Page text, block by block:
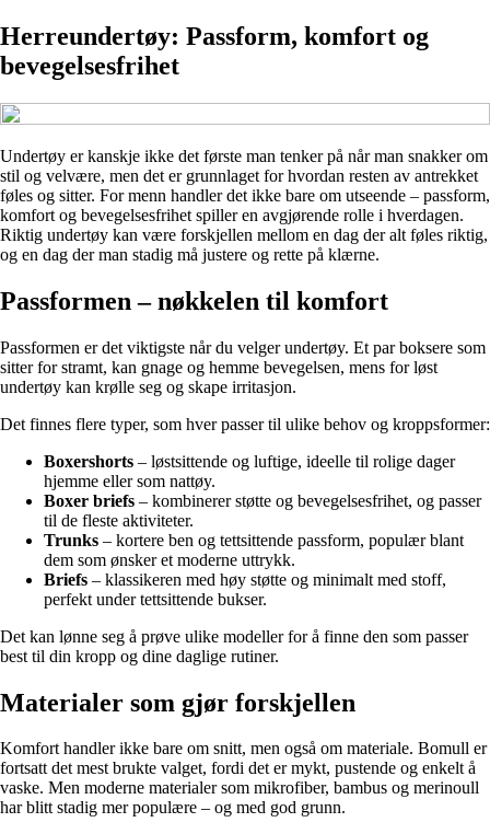
Herreundertøy: Passform, komfort og
bevegelsesfrihet
Undertøy er kanskje ikke det første man tenker på når man snakker om
stil og velvære, men det er grunnlaget for hvordan resten av antrekket
føles og sitter. For menn handler det ikke bare om utseende – passform,
komfort og bevegelsesfrihet spiller en avgjørende rolle i hverdagen.
Riktig undertøy kan være forskjellen mellom en dag der alt føles riktig,
og en dag der man stadig må justere og rette på klærne.
Passformen – nøkkelen til komfort
Passformen er det viktigste når du velger undertøy. Et par boksere som
sitter for stramt, kan gnage og hemme bevegelsen, mens for løst
undertøy kan krølle seg og skape irritasjon.
Det finnes flere typer, som hver passer til ulike behov og kroppsformer:
Boxershorts – løstsittende og luftige, ideelle til rolige dager
hjemme eller som nattøy.
Boxer briefs – kombinerer støtte og bevegelsesfrihet, og passer
til de fleste aktiviteter.
Trunks – kortere ben og tettsittende passform, populær blant
dem som ønsker et moderne uttrykk.
Briefs – klassikeren med høy støtte og minimalt med stoff,
perfekt under tettsittende bukser.
Det kan lønne seg å prøve ulike modeller for å finne den som passer
best til din kropp og dine daglige rutiner.
Materialer som gjør forskjellen
Komfort handler ikke bare om snitt, men også om materiale. Bomull er
fortsatt det mest brukte valget, fordi det er mykt, pustende og enkelt å
vaske. Men moderne materialer som mikrofiber, bambus og merinoull
har blitt stadig mer populære – og med god grunn.